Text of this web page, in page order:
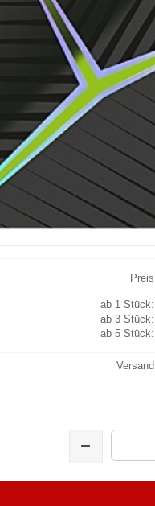
Preis
ab 1 Stück:
ab 3 Stück:
ab 5 Stück:
Versand